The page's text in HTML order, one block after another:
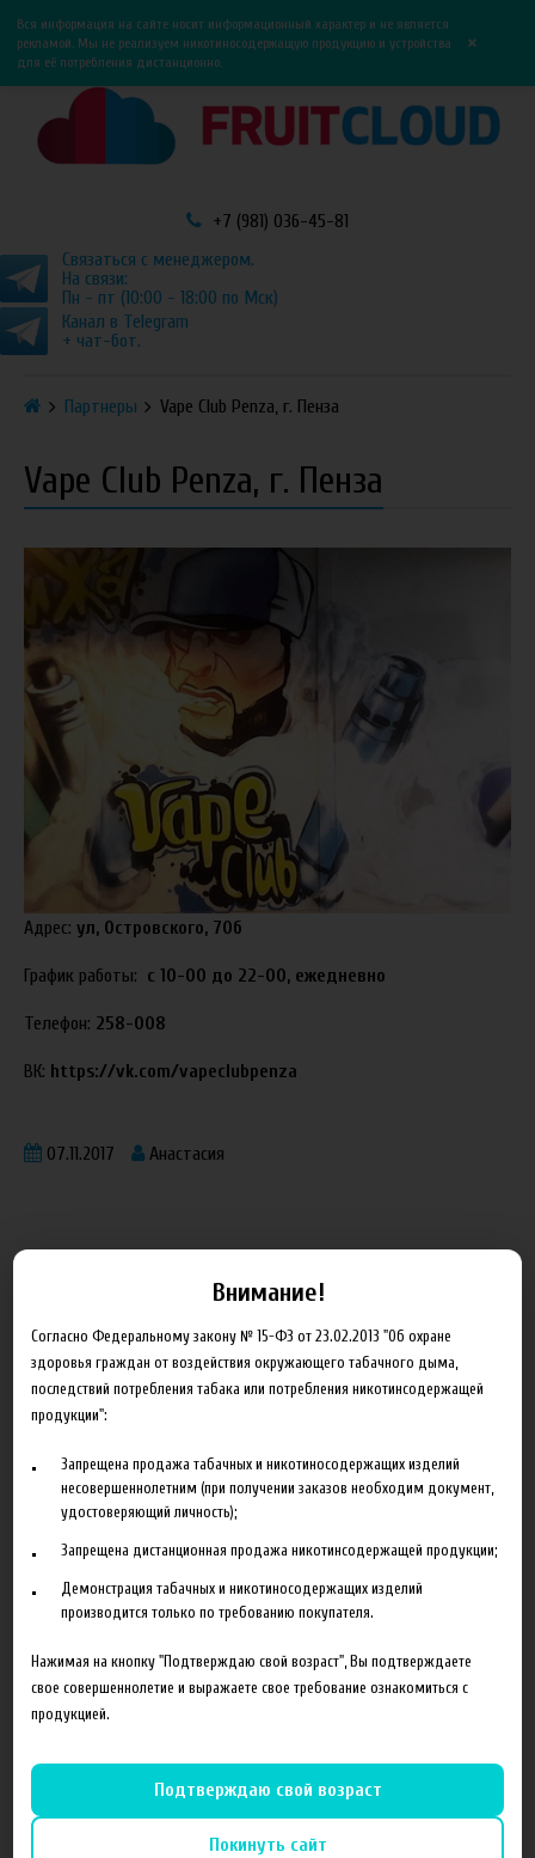
0
Вся информация на сайте носит информационный характер и не является
рекламой. Мы не реализуем никотиносодержащую продукцию и устройства
для её потребления дистанционно.
×
+7 (981) 036-45-81
Связаться с менеджером.
На связи:
Пн - пт (10:00 - 18:00 по Мск)
Канал в Telegram
+ чат-бот.
Партнеры Vape Club Penza, г. Пенза
Vape Club Penza, г. Пенза
Адрес: ул, Островского, 70б
График работы: с 10-00 до 22-00, ежедневно
Телефон: 258-008
ВК: https://vk.com/vapeclubpenza
07.11.2017 Анастасия
Блог
Новинка HeroesFarm
Новая линейка жидкостей Time Travel Machine
Поступление ароматизаторов XianTaima
Новинка. Новые наборы в линейке Heroes Farm.
Партнеры
VapeReserve, г. Ульяновск
Vape Band, г. Казань
Внимание!
Согласно Федеральному закону № 15-ФЗ от 23.02.2013 "Об охране
здоровья граждан от воздействия окружающего табачного дыма,
последствий потребления табака или потребления никотинсодержащей
продукции":
Запрещена продажа табачных и никотиносодержащих изделий
несовершеннолетним (при получении заказов необходим документ,
удостоверяющий личность);
Запрещена дистанционная продажа никотинсодержащей продукции;
Демонстрация табачных и никотиносодержащих изделий
производится только по требованию покупателя.
Нажимая на кнопку "Подтверждаю свой возраст", Вы подтверждаете
свое совершеннолетие и выражаете свое требование ознакомиться с
продукцией.
Подтверждаю свой возраст
Покинуть сайт